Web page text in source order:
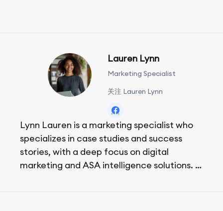
Lauren Lynn
Marketing Specialist
关注 Lauren Lynn
Lynn Lauren is a marketing specialist who
specializes in case studies and success
stories, with a deep focus on digital
marketing and ASA intelligence solutions.